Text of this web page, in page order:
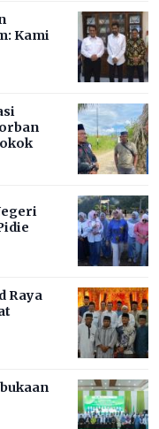
Kami
Raya